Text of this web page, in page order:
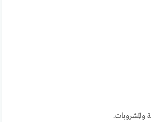
والمشروبات.